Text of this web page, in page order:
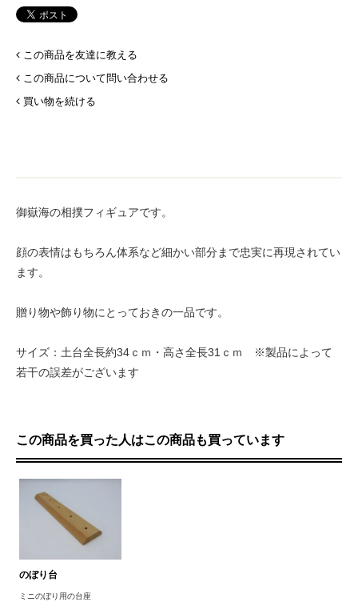
この商品を友達に教える
この商品について問い合わせる
買い物を続ける
御嶽海の相撲フィギュアです。
顔の表情はもちろん体系など細かい部分まで忠実に再現されてい
ます。
贈り物や飾り物にとっておきの一品です。
サイズ：土台全長約34ｃｍ・高さ全長31ｃｍ ※製品によって
若干の誤差がございます
この商品を買った人はこの商品も買っています
のぼり台
ミニのぼり用の台座